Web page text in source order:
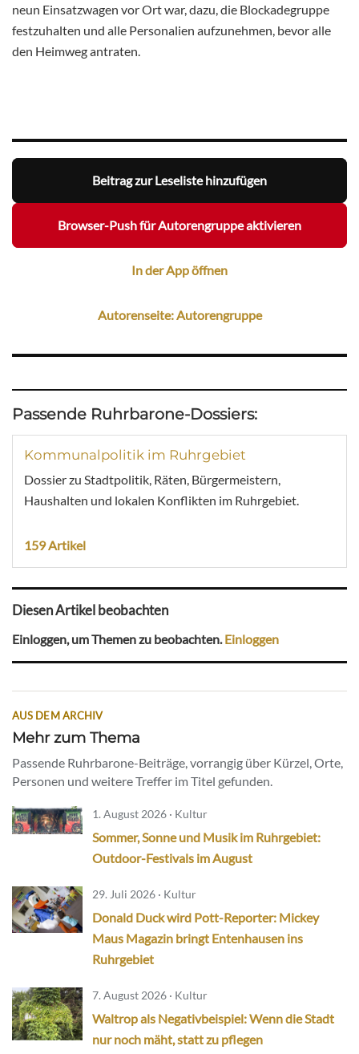
neun Einsatzwagen vor Ort war, dazu, die Blockadegruppe
festzuhalten und alle Personalien aufzunehmen, bevor alle
den Heimweg antraten.
Beitrag zur Leseliste hinzufügen
Browser-Push für Autorengruppe aktivieren
In der App öffnen
Autorenseite: Autorengruppe
Passende Ruhrbarone-Dossiers:
Kommunalpolitik im Ruhrgebiet
Dossier zu Stadtpolitik, Räten, Bürgermeistern,
Haushalten und lokalen Konflikten im Ruhrgebiet.
159 Artikel
Diesen Artikel beobachten
Einloggen, um Themen zu beobachten.Einloggen
AUS DEM ARCHIV
Mehr zum Thema
Passende Ruhrbarone-Beiträge, vorrangig über Kürzel, Orte,
Personen und weitere Treffer im Titel gefunden.
1. August 2026 · Kultur
Sommer, Sonne und Musik im Ruhrgebiet:
Outdoor-Festivals im August
29. Juli 2026 · Kultur
Donald Duck wird Pott-Reporter: Mickey
Maus Magazin bringt Entenhausen ins
Ruhrgebiet
7. August 2026 · Kultur
Waltrop als Negativbeispiel: Wenn die Stadt
nur noch mäht, statt zu pflegen